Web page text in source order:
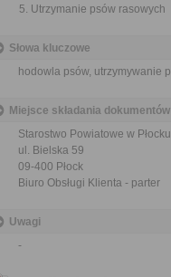
Utrzymanie psów rasowych
Słowa kluczowe
hodowla psów, utrzymywanie
Miejsce składania dokumentów
Starostwo Powiatowe w Płocku
ul. Bielska 59
09-400 Płock
Biuro Obsługi Klienta - parter
Uwagi
-